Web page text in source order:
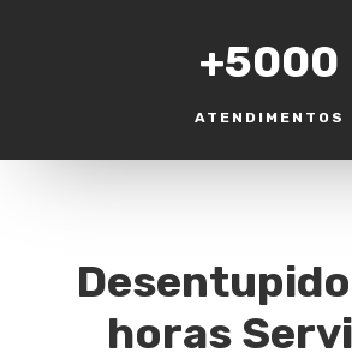
+5000
ATENDIMENTOS
horas